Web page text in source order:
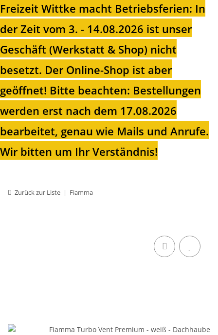
Freizeit Wittke macht Betriebsferien: In
der Zeit vom 3. - 14.08.2026 ist unser
Geschäft (Werkstatt & Shop) nicht
besetzt. Der Online-Shop ist aber
geöffnet! Bitte beachten: Bestellungen
werden erst nach dem 17.08.2026
bearbeitet, genau wie Mails und Anrufe.
Wir bitten um Ihr Verständnis!
Zurück zur Liste Fiamma